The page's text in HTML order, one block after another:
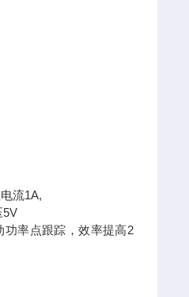
流1A,
5V
率点跟踪，效率提高2